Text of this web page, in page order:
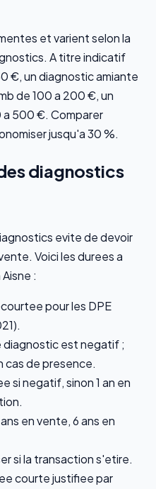
et varient selon la
A titre indicatif
€, un diagnostic amiante
de 100 a 200 €, un
500 €. Comparer
jusqu'a 30 %.
diagnostics
evite de devoir
Voici les durees a
:
pour les DPE
diagnostic est negatif ;
cas de presence.
si negatif, sinon 1 an en
en vente, 6 ans en
si la transaction s'etire.
courte justifiee par